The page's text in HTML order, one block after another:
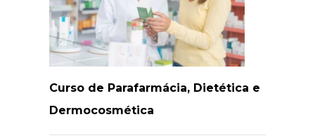
Curso de Parafarmácia, Dietética e
Dermocosmética